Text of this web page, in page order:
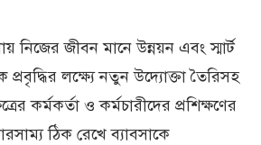
নিজের জীবন মানে উন্নয়ন এবং স্মার্ট
প্রবৃদ্ধির লক্ষ্যে নতুন উদ্যোক্তা তৈরিসহ
কর্মকর্তা ও কর্মচারীদের প্রশিক্ষণের
ঠিক রেখে ব্যাবসাকে